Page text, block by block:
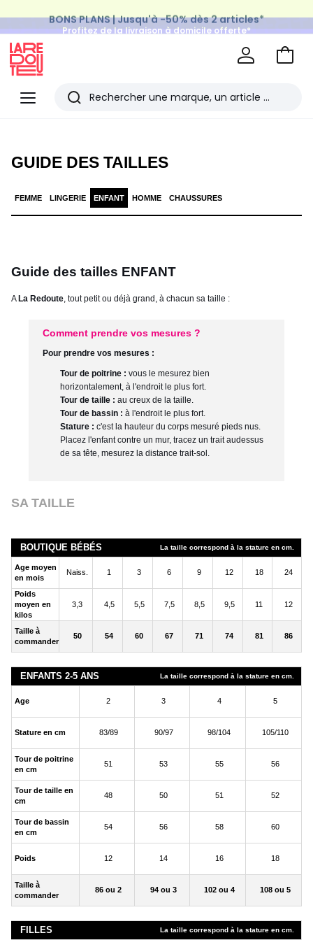
Profitez de la livraison à domicile offerte*
sur tous vos achats Mode & Maison
Menu
Redoute
Rechercher
articles
consultés
Aller
GUIDE DES TAILLES
FEMME LINGERIE ENFANT HOMME CHAUSSURES
Guide des tailles ENFANT
A La Redoute, tout petit ou déjà grand, à chacun sa taille :
Comment prendre vos mesures ?
Pour prendre vos mesures :
Tour de poitrine : vous le mesurez bien
horizontalement, à l'endroit le plus fort.
Tour de taille : au creux de la taille.
Tour de bassin : à l'endroit le plus fort.
Stature : c'est la hauteur du corps mesuré pieds nus.
Placez l'enfant contre un mur, tracez un trait audessus
de sa tête, mesurez la distance trait-sol.
SA TAILLE
BOUTIQUE BÉBÉS La taille correspond à la stature en cm.
Age moyen
en mois
Naiss. 1 3 6 9 12 18 24
Poids
moyen en
kilos
3,3 4,5 5,5 7,5 8,5 9,5 11 12
Taille à
commander
50 54 60 67 71 74 81 86
ENFANTS 2-5 ANS La taille correspond à la stature en cm.
Age 2 3 4 5
Stature en cm 83/89 90/97 98/104 105/110
Tour de poitrine
en cm
51 53 55 56
Tour de taille en
cm
48 50 51 52
Tour de bassin
en cm
54 56 58 60
Poids 12 14 16 18
Taille à
commander
86 ou 2 94 ou 3 102 ou 4 108 ou 5
FILLES La taille correspond à la stature en cm.